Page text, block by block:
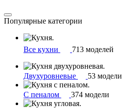
Популярные категории
Все кухни 713 моделей
Двухуровневые 53 модели
С пеналом 374 модели